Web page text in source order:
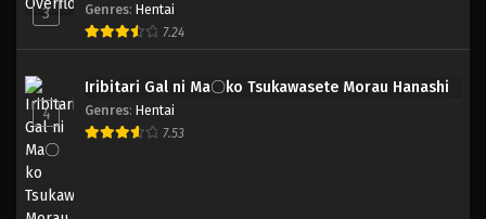
3 Genres: Hentai
7.24
4
Iribitari Gal ni Ma〇ko Tsukawasete Morau Hanashi
Genres: Hentai
7.53